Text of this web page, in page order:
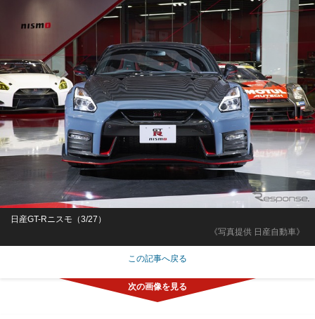
《写真提供 日産自動車》
日産GT-Rニスモ（3/27）
この記事へ戻る